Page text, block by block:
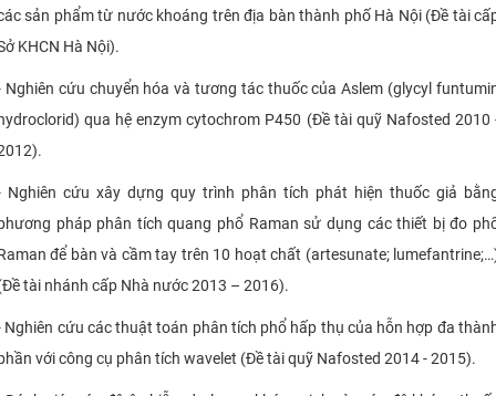
sản phẩm từ nước khoáng trên địa bàn thành phố Hà Nội (Đề tài
KHCN Hà Nội).
Nghiên cứu chuyển hóa và tương tác thuốc của Aslem (glycyl
qua hệ enzym cytochrom P450 (Đề tài quỹ Nafosted 2010
Nghiên cứu xây dựng quy trình phân tích phát hiện thuốc giả
pháp phân tích quang phổ Raman sử dụng các thiết bị đo
để bàn và cầm tay trên 10 hoạt chất (artesunate;
tài nhánh cấp Nhà nước 2013 – 2016).
Nghiên cứu các thuật toán phân tích phổ hấp thụ của hỗn hợp đa
với công cụ phân tích wavelet (Đề tài quỹ Nafosted 2014 - 2015).